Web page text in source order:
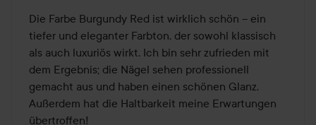
Die Farbe Burgundy Red ist wirklich schön – ein
tiefer und eleganter Farbton, der sowohl klassisch
als auch luxuriös wirkt. Ich bin sehr zufrieden mit
dem Ergebnis; die Nägel sehen professionell
gemacht aus und haben einen schönen Glanz.
Außerdem hat die Haltbarkeit meine Erwartungen
übertroffen!